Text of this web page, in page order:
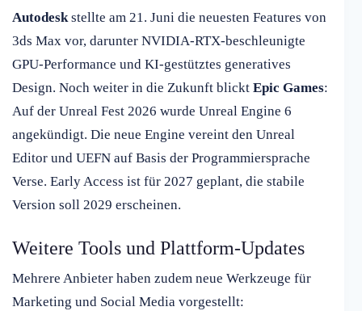
Autodeskstellte am 21. Juni die neuesten Features von
3ds Max vor, darunter NVIDIA-RTX-beschleunigte
GPU-Performance und KI-gestütztes generatives
Design. Noch weiter in die Zukunft blickt Epic Games:
Auf der Unreal Fest 2026 wurde Unreal Engine 6
angekündigt. Die neue Engine vereint den Unreal
Editor und UEFN auf Basis der Programmiersprache
Verse. Early Access ist für 2027 geplant, die stabile
Version soll 2029 erscheinen.
Weitere Tools und Plattform-Updates
Mehrere Anbieter haben zudem neue Werkzeuge für
Marketing und Social Media vorgestellt: